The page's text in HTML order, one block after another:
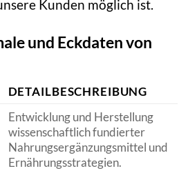
Kunden möglich ist.
und Eckdaten von
DETAILBESCHREIBUNG
Entwicklung und Herstellung
wissenschaftlich fundierter
Nahrungsergänzungsmittel und
Ernährungsstrategien.